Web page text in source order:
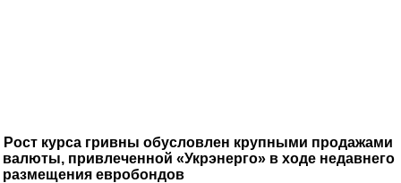
Рост курса гривны обусловлен крупными продажами
валюты, привлеченной «Укрэнерго» в ходе недавнего
размещения евробондов